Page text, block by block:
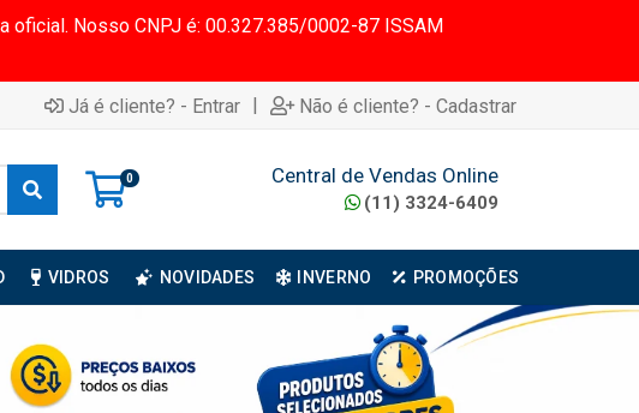
oficial. Nosso CNPJ é: 00.327.385/0002-87 ISSAM
Já é cliente? - Entrar | Não é cliente? - Cadastrar
0 Central de Vendas Online
(11) 3324-6409
VIDROS NOVIDADES INVERNO PROMOÇÕES